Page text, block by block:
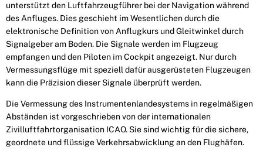
unterstützt den Luftfahrzeugführer bei der Navigation während
des Anfluges. Dies geschieht im Wesentlichen durch die
elektronische Definition von Anflugkurs und Gleitwinkel durch
Signalgeber am Boden. Die Signale werden im Flugzeug
empfangen und den Piloten im Cockpit angezeigt. Nur durch
Vermessungsflüge mit speziell dafür ausgerüsteten Flugzeugen
kann die Präzision dieser Signale überprüft werden.
Die Vermessung des Instrumentenlandesystems in regelmäßigen
Abständen ist vorgeschrieben von der internationalen
Zivilluftfahrtorganisation ICAO. Sie sind wichtig für die sichere,
geordnete und flüssige Verkehrsabwicklung an den Flughäfen.